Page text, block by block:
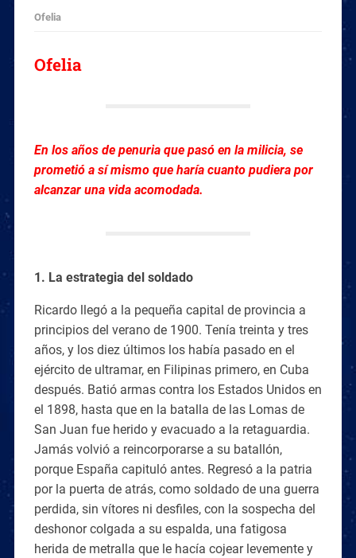
Ofelia
Ofelia
En los años de penuria que pasó en la milicia, se
prometió a sí mismo que haría cuanto pudiera por
alcanzar una vida acomodada.
1. La estrategia del soldado
Ricardo llegó a la pequeña capital de provincia a
principios del verano de 1900. Tenía treinta y tres
años, y los diez últimos los había pasado en el
ejército de ultramar, en Filipinas primero, en Cuba
después. Batió armas contra los Estados Unidos en
el 1898, hasta que en la batalla de las Lomas de
San Juan fue herido y evacuado a la retaguardia.
Jamás volvió a reincorporarse a su batallón,
porque España capituló antes. Regresó a la patria
por la puerta de atrás, como soldado de una guerra
perdida, sin vítores ni desfiles, con la sospecha del
deshonor colgada a su espalda, una fatigosa
herida de metralla que le hacía cojear levemente y